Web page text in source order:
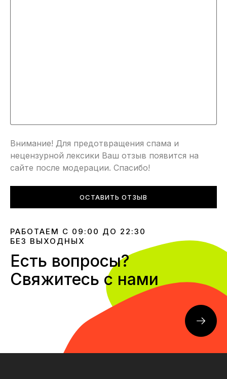
Внимание! Для предотвращения спама и
нецензурной лексики Ваш отзыв появится на
сайте после модерации. Спасибо!
ОСТАВИТЬ ОТЗЫВ
РАБОТАЕМ С 09:00 ДО 22:30
БЕЗ ВЫХОДНЫХ
Есть вопросы?
Свяжитесь с нами